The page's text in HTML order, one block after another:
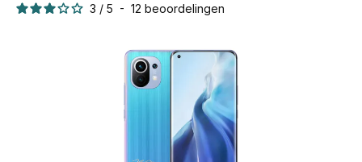
3 / 5 - 12 beoordelingen